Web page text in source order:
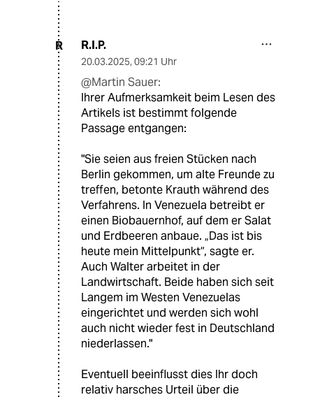
R R.I.P.
20.03.2025, 09:21 Uhr
@Martin Sauer:
Ihrer Aufmerksamkeit beim Lesen des
Artikels ist bestimmt folgende
Passage entgangen:
"Sie seien aus freien Stücken nach
Berlin gekommen, um alte Freunde zu
treffen, betonte Krauth während des
Verfahrens. In Venezuela betreibt er
einen Biobauernhof, auf dem er Salat
und Erdbeeren anbaue. „Das ist bis
heute mein Mittelpunkt“, sagte er.
Auch Walter arbeitet in der
Landwirtschaft. Beide haben sich seit
Langem im Westen Venezuelas
eingerichtet und werden sich wohl
auch nicht wieder fest in Deutschland
niederlassen."
Eventuell beeinflusst dies Ihr doch
relativ harsches Urteil über die